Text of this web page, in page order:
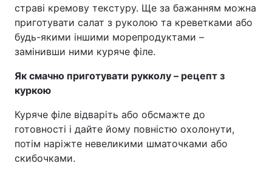
страві кремову текстуру. Ще за бажанням можна
приготувати салат з руколою та креветками або
будь-якими іншими морепродуктами –
замінивши ними куряче філе.
Як смачно приготувати рукколу – рецепт з
куркою
Куряче філе відваріть або обсмажте до
готовності і дайте йому повністю охолонути,
потім наріжте невеликими шматочками або
скибочками.